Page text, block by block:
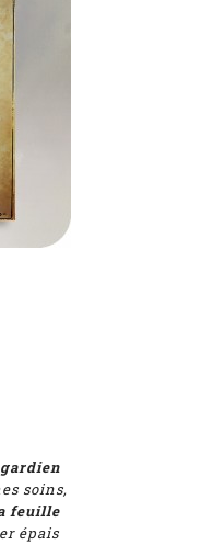
soins,
feuille
épais